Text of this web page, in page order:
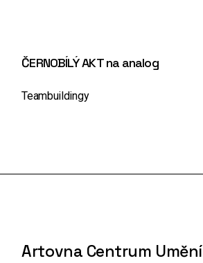
ČERNOBÍLÝ AKT na analog
Teambuildingy
Artovna Centrum Umění